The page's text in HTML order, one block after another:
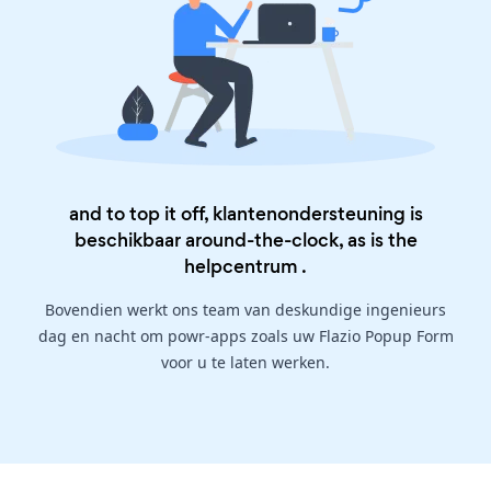
and to top it off, klantenondersteuning is
beschikbaar around-the-clock, as is the
helpcentrum .
Bovendien werkt ons team van deskundige ingenieurs
dag en nacht om powr-apps zoals uw Flazio Popup Form
voor u te laten werken.